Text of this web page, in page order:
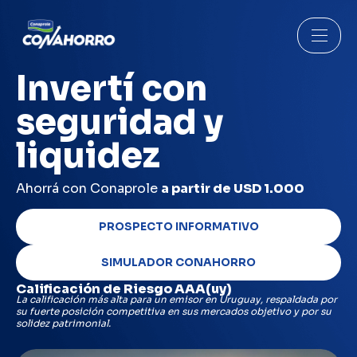
Invertí con
seguridad y
liquidez
Ahorrá con Conaprole a partir de USD 1.000
PROSPECTO INFORMATIVO
SIMULADOR CONAHORRO
Calificación de Riesgo AAA(uy)
La calificación más alta para un emisor en Uruguay, respaldada por
su fuerte posición competitiva en sus mercados objetivo y por su
solidez patrimonial.